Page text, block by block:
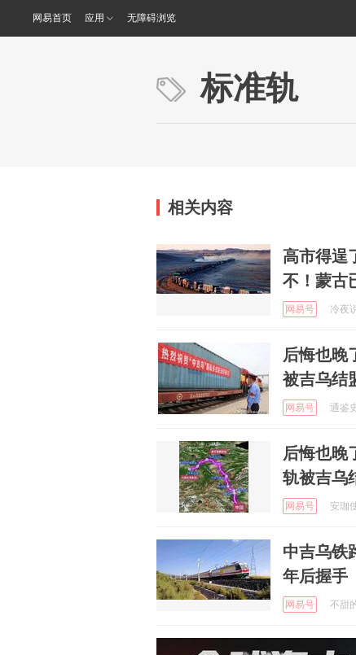
网易首页 应用 无障碍浏览
标准轨
相关内容
高市得逞
不！蒙古
网易号 冷夜
后悔也晚
被吉乌结
网易号 通鉴
后悔也晚
轨被吉乌
网易号 安珈
中吉乌铁
年后握手
网易号 不甜